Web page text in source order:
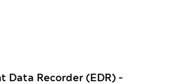
Data Recorder (EDR) –